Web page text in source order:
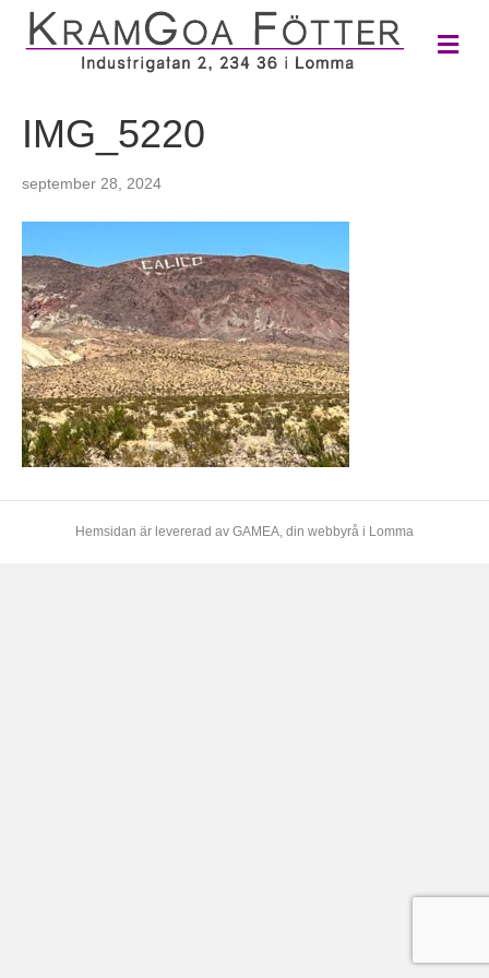
M
e
IMG_5220
september 28, 2024
Hemsidan är levererad av GAMEA, din webbyrå i Lomma